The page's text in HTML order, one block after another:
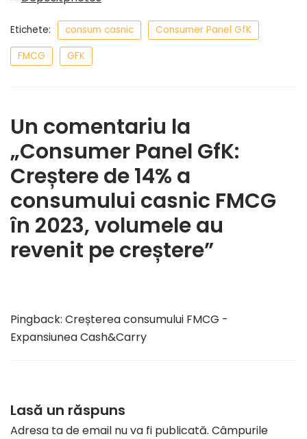
Etichete: consum casnic
Consumer Panel GfK
FMCG
GFK
Un comentariu la
„Consumer Panel GfK:
Creștere de 14% a
consumului casnic FMCG
în 2023, volumele au
revenit pe creștere”
Pingback: Creșterea consumului FMCG -
Expansiunea Cash&Carry
Lasă un răspuns
Adresa ta de email nu va fi publicată. Câmpurile